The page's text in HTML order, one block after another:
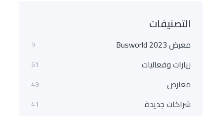
التصنيفات
معرض Busworld 2023 9
زيارات وفعاليات 61
معارض 49
شراكات جديدة 41